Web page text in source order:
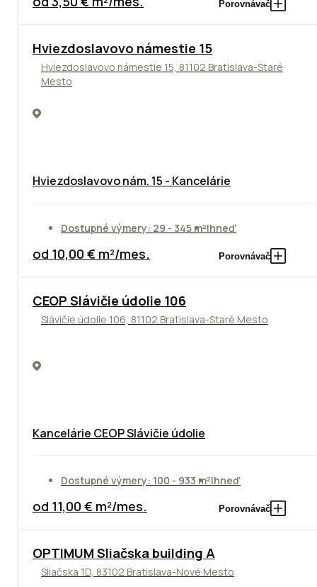
Porovnávač
ODPORÚČAME
Hviezdoslavovo námestie 15
Hviezdoslavovo námestie 15, 81102 Bratislava-Staré
Mesto
Hviezdoslavovo nám. 15 - Kancelárie
Dostupné výmery: 29 - 345 m²Ihneď
od 10,00 € m²/mes. Porovnávač
CEOP Slávičie údolie 106
Slávičie údolie 106, 81102 Bratislava-Staré Mesto
Kancelárie CEOP Slávičie údolie
Dostupné výmery: 100 - 933 m²Ihneď
od 11,00 € m²/mes. Porovnávač
OPTIMUM Sliačska building A
Sliačska 1D, 83102 Bratislava-Nové Mesto